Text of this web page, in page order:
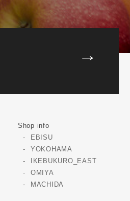
Shop info
EBISU
YOKOHAMA
IKEBUKURO_EAST
OMIYA
MACHIDA